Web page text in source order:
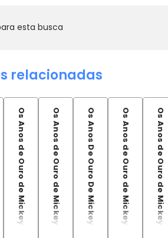
esta busca
relacionadas
Os Anos De Ouro De Mickey Vol.05